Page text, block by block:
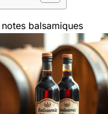
balsamiques